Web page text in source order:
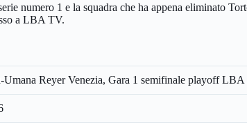
numero 1 e la squadra che ha appena eliminato
a LBA TV.
Reyer Venezia, Gara 1 semifinale playoff LBA